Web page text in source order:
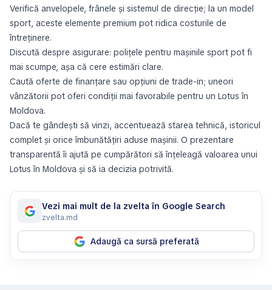
Verifică anvelopele, frânele și sistemul de direcție; la un model
sport, aceste elemente premium pot ridica costurile de
întreținere.
Discută despre asigurare: polițele pentru mașinile sport pot fi
mai scumpe, așa că cere estimări clare.
Caută oferte de finanțare sau opțiuni de trade-in; uneori
vânzătorii pot oferi condiții mai favorabile pentru un Lotus în
Moldova.
Dacă te gândești să vinzi, accentuează starea tehnică, istoricul
complet și orice îmbunătățiri aduse mașinii. O prezentare
transparentă îi ajută pe cumpărători să înțeleagă valoarea unui
Lotus în Moldova și să ia decizia potrivită.
Vezi mai mult de la zvelta în Google Search
zvelta.md
Adaugă ca sursă preferată